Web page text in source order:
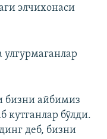
элчихонаси
бизни айбимиз
кутганлар бўлди.
деб, бизни